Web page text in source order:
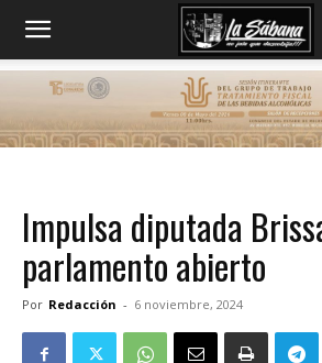
Impulsa diputada
parlamento abierto
Por Redacción - 6 noviembre, 2024